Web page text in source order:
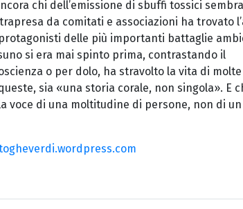
chi dell’emissione di sbuffi tossici
da comitati e associazioni ha trovato
delle più importanti battaglie
si era mai spinto prima, contrastando il
o per dolo, ha stravolto la vita di
sia «una storia corale, non singola». E
voce di una moltitudine di persone, non di